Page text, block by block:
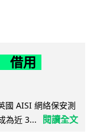
借用
國 AISI 網絡保安測
為近 3...
閱讀全文